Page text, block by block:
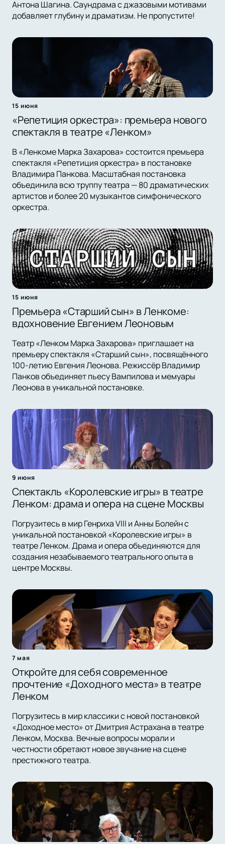
Антона Шагина. Саундрама с джазовыми мотивами
добавляет глубину и драматизм. Не пропустите!
15 июня
«Репетиция оркестра»: премьера нового
спектакля в театре «Ленком»
В «Ленкоме Марка Захарова» состоится премьера
спектакля «Репетиция оркестра» в постановке
Владимира Панкова. Масштабная постановка
объединила всю труппу театра — 80 драматических
артистов и более 20 музыкантов симфонического
оркестра.
15 июня
Премьера «Старший сын» в Ленкоме:
вдохновение Евгением Леоновым
Театр «Ленком Марка Захарова» приглашает на
премьеру спектакля «Старший сын», посвящённого
100-летию Евгения Леонова. Режиссёр Владимир
Панков объединяет пьесу Вампилова и мемуары
Леонова в уникальной постановке.
9 июня
Спектакль «Королевские игры» в театре
Ленком: драма и опера на сцене Москвы
Погрузитесь в мир Генриха VIII и Анны Болейн с
уникальной постановкой «Королевские игры» в
театре Ленком. Драма и опера объединяются для
создания незабываемого театрального опыта в
центре Москвы.
7 мая
Откройте для себя современное
прочтение «Доходного места» в театре
Ленком
Погрузитесь в мир классики с новой постановкой
«Доходное место» от Дмитрия Астрахана в театре
Ленком, Москва. Вечные вопросы морали и
честности обретают новое звучание на сцене
престижного театра.